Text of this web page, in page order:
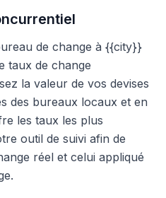
de change à {{city}}
taux de change
la valeur de vos devises
des bureaux locaux et en
les taux les plus
outil de suivi afin de
réel et celui appliqué